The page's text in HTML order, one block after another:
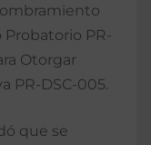
Probatorio PR-
Otorgar
PR-DSC-005.
que se